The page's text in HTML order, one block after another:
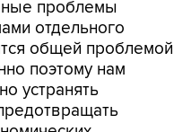
общей проблемой
поэтому нам
устранять
минимизировать